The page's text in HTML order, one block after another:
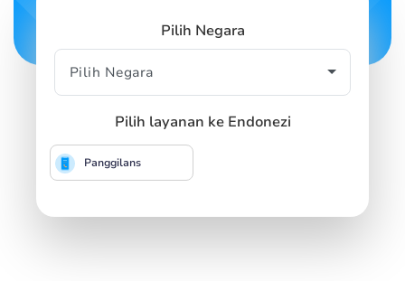
Pilih Negara
Pilih layanan ke Endonezi
Panggilans